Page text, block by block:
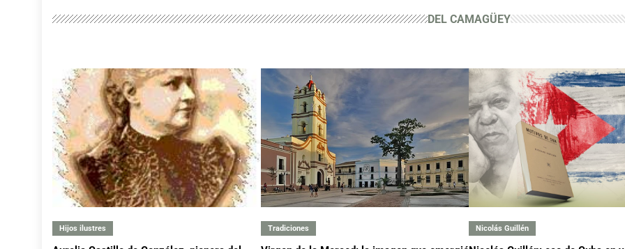
#30
#31
#32
DEL CAMAGÜEY
Hijos ilustres Tradiciones Nicolás Guillén